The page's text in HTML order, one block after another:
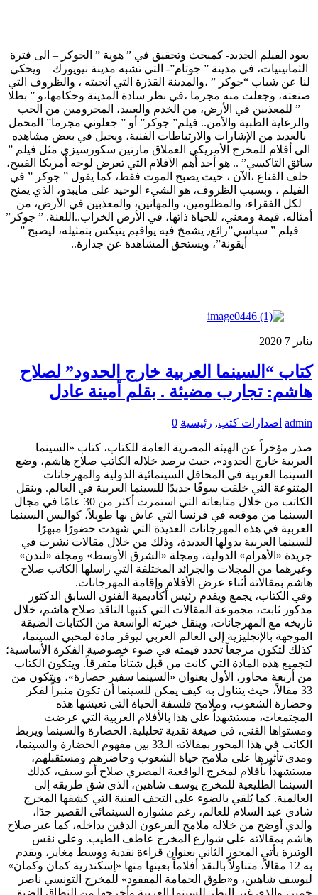
يعود الفيلم الجديد- كمبحث وتحقيق في ” هوية ” الجوكر – الى فترة
الثمانينيات، في مدينة ” جوتام”- التي تشبه مدينة نيويورك – ويحكي
لنا عن شباب “جوكر ” ،والمدينة القذرة التي أنجبته ، والظروف التي
صنعته، وجعلت منه مجرما ،في نظر سادة المدينة وحكامها،و ” بطلا
” للمعذبين في الأرض، من الخدم والعبيد، المحرومين من الحب
والرعاية الطبية والأمن.. فيلم” جوكر” أو ” جعلوني مجرما” المحمل
بالعديد من الإشارات والارتباطات الفنية، ويحيل في بعض مشاهده
الى أفلام للمخرج الأمريكي العملاق مارتين سكورسيزي مثل فيلم ”
سائق التاكسي” .. هو أحد أهم الآفلام التي تعرض لوجه أمريكا القبيح،
خلف القناع ،الآن ، حيث يصبح الموت فقط، كما يقول ” جوكر ” في
الفيلم ، وبسبب الظروف، هو الشيء الوحيد على مايبدو، الذي يمنح
لكل الفقراء، والمظلومين، والمهانين، والمعذبين في الأرض، من
أمثاله، قيمة ومعني، للحياة ذاتها، في الأرض الخراب..اللعنة. ” جوكر”
فيلم ” سياسي”رائع٫ يشمخ فيه يواقيم ينيكس بتمثيله، ليصبح ”
أيقونة”، ويستحق المشاهدة عن جدارة..
يناير 7
2020
كتاب “السينما العربية خارج الحدود” لصلاح
هاشم: تجارب مضيئة . بقلم أمينة عادل
admin اصدارات كتب, رئيسية 0
صدر مؤخراً عن الهيئة المصرية العامة للكتاب، كتاب «السينما
العربية خارج الحدود»، حيث يرصد خلاله الكاتب صلاح هاشم، وضع
السينما العربية في المحافل السينمائية الدولية والمهرجانات
المتنوعة التي خلقت سوقًا جديدًا للسينما العربية في العالم. وينقل
الكاتب من خلال متابعاته التي استمرت أكثر من 30 عامًا في مجال
السينما من موقعه في فرنسا التي عاش بها طويلاً، كواليس السينما
العربية في هذه المهرجانات العديدة التي شهدت حضورًا مبهرًا
للسينما العربية بدولها العديدة، وذلك من خلال مقالات نشرت في
جريدة «الأهرام» الدولية، ومجلة «الشرق الأوسط» ومجلة «لندن»
وغيرهما من المجلات والجرائد المختلفة التي راسلها الكاتب صلاح
هاشم بمقالاته أثناء عرض الأفلام وإقامة المهرجانات.
وفي الكتاب، يجمع ويقدم رئيس أكاديمية الفنون السابق الدكتور
مدكور ثابت، مجموعة المقالات التي كتبها الناقد صلاح هاشم، خلال
تاريخه مع المهرجانات، وينقل خبرته الواسعة من الكتابات الضيقة
الموجهة بالإنجليزية إلى العالم العربي ليوفر مادة لمحبي السينما،
كذلك لتكون مرجعاً تحدد قيمته في ضوء خصوصية الفكرة الأساسية؛
لتجميع هذه المادة التي كانت من قبل شتاتاً متفرقاً. ويتكون الكتاب
من أربعة محاور، الأول بعنوان «السينما سفير حضارة»، ويتكون من
33 مقالاً، حيث يتناول به كيف يمكن للسينما أن تكون منبراً لفكر
وحضارة الشعوب، وملامح فلسفة الحياة التي تعيشها هذه
المجتمعات، مستشهداً على هذا بالأفلام العربية التي عرضت
ومستواها الفني، في صيغة نقدية تحليلية. الحضارة والسينما ويربط
الكاتب في هذا المحور بمقالاته الـ33 بين مفهوم الحضارة والسينما،
ومدى تأثيرها على ملامح حياة الشعوب وحاضرهم ومستقبلهم،
مستشهداً بأفلام لمخرج الواقعية المصري صلاح أبو سيف، كذلك
السينما الطليعية للمخرج يوسف شاهين، الذي شق طريقه إلى
العالمية. كما يُلقي بالضوء على التحف الفنية التي كشفها المخرج
شادي عبد السلام للعالم، رغم مشواره السينمائي القصير جدًا،
والذي أوضح من خلاله ملامح الفرعون الدفين بداخله، كما عبر صلاح
هاشم بمقالاته على شوارع المخرج عاطف الطيب. وعلى نفس
الوتيرة يأتي المحور الثاني بعنوان قراءة نقدية ووسط مغاير، ويقدم
به 12 مقالاً، متناولاً بالنقد أفلاماً بعينها منها «إسكندرية كمان وكمان»
ليوسف شاهين، و«طوق الحمامة المفقود» للمخرج التونسي ناصر
خمير، والذي غير النظر للسينما العربية وأخرجها من النطاق الضيق